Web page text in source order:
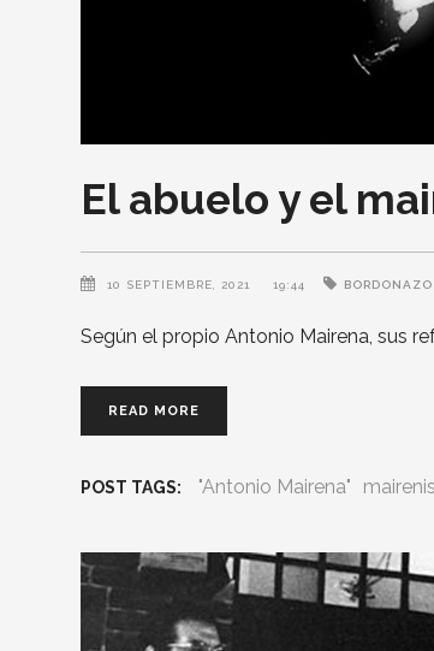
El abuelo y el
10 SEPTIEMBRE, 2021 19:44
Según el propio Antonio Mairena, sus
READ MORE
POST TAGS: "Antonio Mairena"